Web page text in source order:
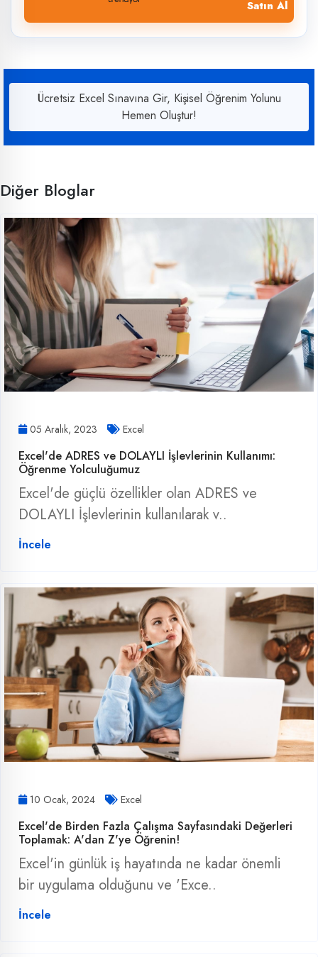
Satın Al
Ücretsiz Excel Sınavına Gir, Kişisel Öğrenim Yolunu
Hemen Oluştur!
Diğer Bloglar
05 Aralık, 2023 Excel
Excel'de ADRES ve DOLAYLI İşlevlerinin Kullanımı:
Öğrenme Yolculuğumuz
Excel'de güçlü özellikler olan ADRES ve
DOLAYLI İşlevlerinin kullanılarak v..
İncele
10 Ocak, 2024 Excel
Excel'de Birden Fazla Çalışma Sayfasındaki Değerleri
Toplamak: A'dan Z'ye Öğrenin!
Excel'in günlük iş hayatında ne kadar önemli
bir uygulama olduğunu ve 'Exce..
İncele